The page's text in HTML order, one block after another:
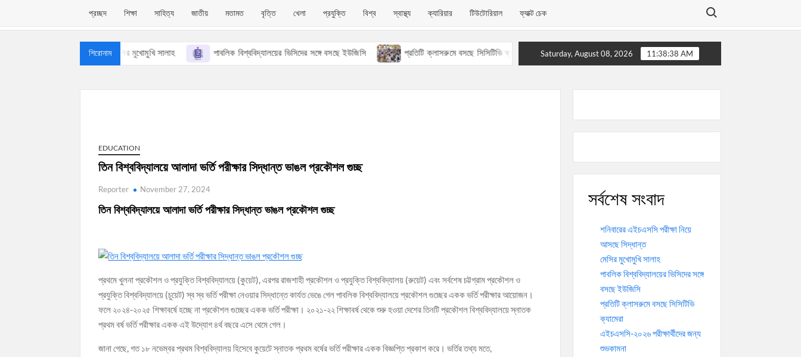
প্রচ্ছদ শিক্ষা সাহিত্য জাতীয় মতামত বৃত্তি খেলা প্রযুক্তি বিশ্ব স্বাস্থ্য ক্যারিয়ার টিউটোরিয়াল ফ্যাক্ট চেক
Search for:
শিরোনাম
মেসির মুখোমুখি সালাহ পাবলিক বিশ্ববিদ্যালয়ের ভিসিদের সঙ্গে বসছে ইউজিসি প্রতিটি ক্লাসরুমে বসছে সিসিটিভি ক্যামেরা এইচএসসি-২০২৬ পরীক্ষার্থীদের জন্য শুভকামনা
Saturday, August 08, 2026 11:38:39 AM
EDUCATION
তিন বিশ্ববিদ্যালয়ে আলাদা ভর্তি পরীক্ষার সিদ্ধান্ত ভাঙল প্রকৌশল গুচ্ছ
Reporter November 27, 2024
তিন বিশ্ববিদ্যালয়ে আলাদা ভর্তি পরীক্ষার সিদ্ধান্ত ভাঙল প্রকৌশল গুচ্ছ
প্রথমে খুলনা প্রকৌশল ও প্রযুক্তি বিশ্ববিদ্যালয়ে (কুয়েট), এরপর রাজশাহী প্রকৌশল ও প্রযুক্তি বিশ্ববিদ্যালয় (রুয়েট) এবং সর্বশেষ চট্টগ্রাম প্রকৌশল ও
প্রযুক্তি বিশ্ববিদ্যালয়ে (চুয়েট) স্ব স্ব ভর্তি পরীক্ষা নেওয়ার সিদ্ধান্তে কার্যত ভেঙে গেল পাবলিক বিশ্ববিদ্যালয়ে প্রকৌশল গুচ্ছের একক ভর্তি পরীক্ষার আয়োজন।
ফলে ২০২৪-২০২৫ শিক্ষাবর্ষে হচ্ছে না প্রকৌশল গুচ্ছের একক ভর্তি পরীক্ষা। ২০২১-২২ শিক্ষাবর্ষ থেকে শুরু হওয়া দেশের তিনটি প্রকৌশল বিশ্ববিদ্যালয়ে স্নাতক
প্রথম বর্ষ ভর্তি পরীক্ষার একক এই উদ্যোগ ৪র্থ বছরে এসে থেমে গেল।
জানা গেছে, গত ১৮ নভেম্বর প্রথম বিশ্ববিদ্যালয় হিসেবে কুয়েটে স্নাতক প্রথম বর্ষের ভর্তি পরীক্ষার একক বিজ্ঞপ্তি প্রকাশ করে। ভর্তির তথ্য মতে,
সর্বশেষ সংবাদ
শনিবারের এইচএসসি পরীক্ষা নিয়ে
আসছে সিদ্ধান্ত
মেসির মুখোমুখি সালাহ
পাবলিক বিশ্ববিদ্যালয়ের ভিসিদের সঙ্গে
বসছে ইউজিসি
প্রতিটি ক্লাসরুমে বসছে সিসিটিভি
ক্যামেরা
এইচএসসি-২০২৬ পরীক্ষার্থীদের জন্য
শুভকামনা